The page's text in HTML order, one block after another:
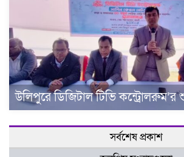
উ‌লিপু‌রে ডিজিটাল টিভি কন্ট্রোলরুম’র
সর্বশেষ প্রকাশ